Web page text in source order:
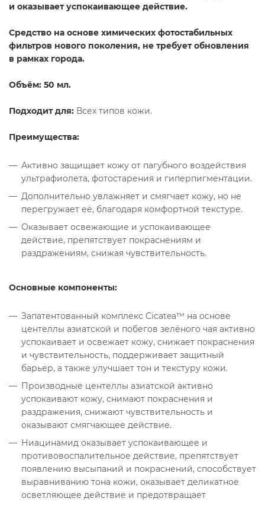
и оказывает успокаивающее действие.
Средство на основе химических фотостабильных
фильтров нового поколения, не требует обновления
в рамках города.
Объём: 50 мл.
Подходит для: Всех типов кожи.
Преимущества:
Активно защищает кожу от пагубного воздействия
ультрафиолета, фотостарения и гиперпигментации.
Дополнительно увлажняет и смягчает кожу, но не
перегружает её, благодаря комфортной текстуре.
Оказывает освежающие и успокаивающее
действие, препятствует покраснениям и
раздражениям, снижая чувствительность.
Основные компоненты:
Запатентованный комплекс Cicatea™ на основе
центеллы азиатской и побегов зелёного чая активно
успокаивает и освежает кожу, снижает покраснения
и чувствительность, поддерживает защитный
барьер, а также улучшает тон и текстуру кожи.
Производные центеллы азиатской активно
успокаивают кожу, снимают покраснения и
раздражения, снижают чувствительность и
оказывают смягчающее действие.
Ниацинамид оказывает успокаивающее и
противовоспалительное действие, препятствует
появлению высыпаний и покраснений, способствует
выравниванию тона кожи, оказывает деликатное
осветляющее действие и предотвращает